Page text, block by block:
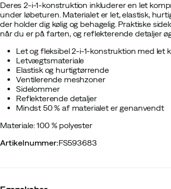
Deres 2-i-1-konstruktion inkluderer en let
under løbeturen. Materialet er let, elastisk,
der holder dig kølig og behagelig. Praktiske
når du er på farten, og reflekterende detaljer
Let og fleksibel 2-i-1-konstruktion med let
Letvægtsmateriale
Elastisk og hurtigtørrende
Ventilerende meshzoner
Sidelommer
Reflekterende detaljer
Mindst 50 % af materialet er genanvendt
Materiale: 100 % polyester
Artikelnummer:FS593683